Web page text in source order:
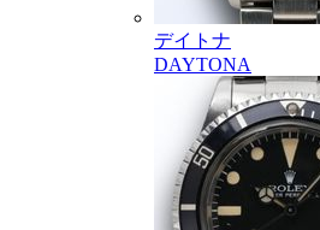
デイトナ
DAYTONA